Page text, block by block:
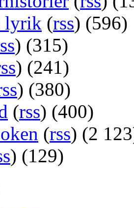
lyrik (rss) (596)
) (315)
) (241)
) (380)
(rss) (400)
(rss) (2
) (129)